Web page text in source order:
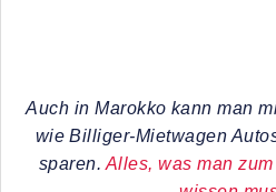
Auch in Marokko kann man
wie Billiger-Mietwagen
sparen. Alles, was man